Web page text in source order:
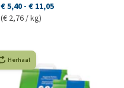
€ 5,40 - € 11,05
(€ 2,76 / kg)
Herhaal